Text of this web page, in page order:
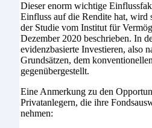
Dieser enorm wichtige
Einfluss auf die Rendite hat, wird
der Studie vom Institut für
Dezember 2020 beschrieben. In
evidenzbasierte Investieren, also
Grundsätzen, dem
gegenübergestellt.
Eine Anmerkung zu den
Privatanlegern, die ihre
nehmen: